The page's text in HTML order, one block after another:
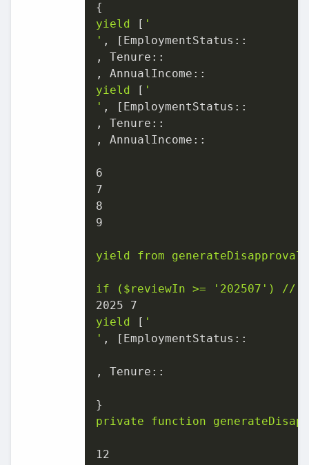
yield [ '
' , [ EmploymentStatus::
, Tenure::
, AnnualIncome::
yield [ '
' , [ EmploymentStatus::
, Tenure::
, AnnualIncome::
6
7
8
9
yield from
if ($reviewIn >= '202507' )
//
2025 7
yield [ '
' , [ EmploymentStatus::
, Tenure::
private
function
12